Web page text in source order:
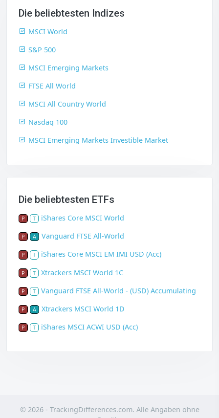
Die beliebtesten Indizes
MSCI World
S&P 500
MSCI Emerging Markets
FTSE All World
MSCI All Country World
Nasdaq 100
MSCI Emerging Markets Investible Market
Die beliebtesten ETFs
P T iShares Core MSCI World
P A Vanguard FTSE All-World
P T iShares Core MSCI EM IMI USD (Acc)
P T Xtrackers MSCI World 1C
P T Vanguard FTSE All-World - (USD) Accumulating
P A Xtrackers MSCI World 1D
P T iShares MSCI ACWI USD (Acc)
© 2026 - TrackingDifferences.com. Alle Angaben ohne